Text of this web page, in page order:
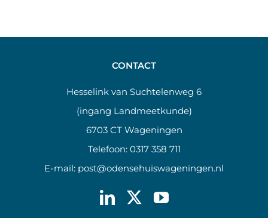
CONTACT
Hesselink van Suchtelenweg 6
(ingang Landmeetkunde)
6703 CT Wageningen
Telefoon: 0317 358 711
E-mail: post@odensehuiswageningen.nl